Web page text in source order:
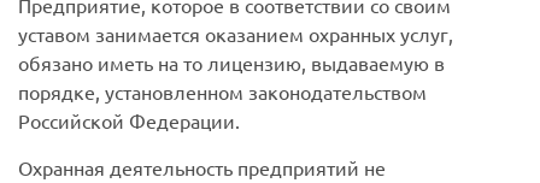
Предприятие, которое в соответствии со своим
уставом занимается оказанием охранных услуг,
обязано иметь на то лицензию, выдаваемую в
порядке, установленном законодательством
Российской Федерации.
Охранная деятельность предприятий не